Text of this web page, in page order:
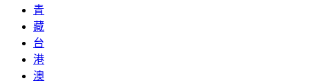
青
藏
台
港
澳